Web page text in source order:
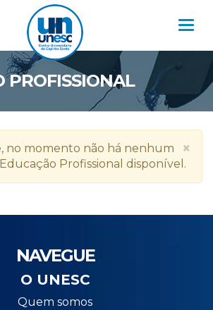
PROFISSIONAL
×
no momento não há nenhum
Profissional disponível.
NAVEGUE
O UNESC
Quem somos